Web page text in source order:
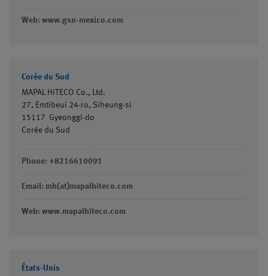
Web: www.gsn-mexico.com
Corée du Sud
MAPAL HiTECO Co., Ltd.
27, Emtibeui 24-ro, Siheung-si
15117 Gyeonggi-do
Corée du Sud
Phone: +8216610091
Email: mh(at)mapalhiteco.com
Web: www.mapalhiteco.com
États-Unis